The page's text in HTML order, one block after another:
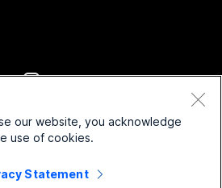
보안
스타트업
하이브리드 작업
포용성
영업팀에 문의
사고적 리더십
Merch 스토어
our website, you acknowledge
use of cookies.
Statement